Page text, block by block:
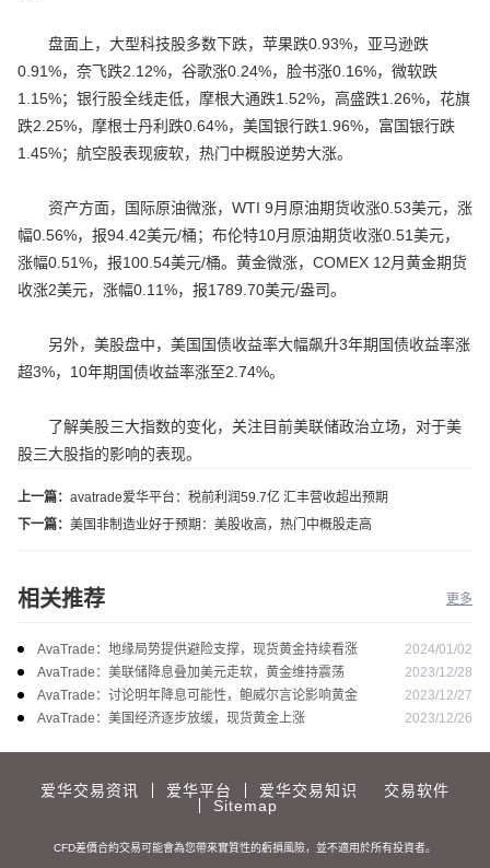
盘面上，大型科技股多数下跌，苹果跌0.93%，亚马逊跌
0.91%，奈飞跌2.12%，谷歌涨0.24%，脸书涨0.16%，微软跌
1.15%；银行股全线走低，摩根大通跌1.52%，高盛跌1.26%，花旗
跌2.25%，摩根士丹利跌0.64%，美国银行跌1.96%，富国银行跌
1.45%；航空股表现疲软，热门中概股逆势大涨。
资产方面，国际原油微涨，WTI 9月原油期货收涨0.53美元，涨
幅0.56%，报94.42美元/桶；布伦特10月原油期货收涨0.51美元，
涨幅0.51%，报100.54美元/桶。黄金微涨，COMEX 12月黄金期货
收涨2美元，涨幅0.11%，报1789.70美元/盎司。
另外，美股盘中，美国国债收益率大幅飙升3年期国债收益率涨
超3%，10年期国债收益率涨至2.74%。
了解美股三大指数的变化，关注目前美联储政治立场，对于美
股三大股指的影响的表现。
上一篇： avatrade爱华平台：税前利润59.7亿 汇丰营收超出预期
下一篇： 美国非制造业好于预期：美股收高，热门中概股走高
相关推荐 更多
AvaTrade：地缘局势提供避险支撑，现货黄金持续看涨
2024/01/02
AvaTrade：美联储降息叠加美元走软，黄金维持震荡
2023/12/28
AvaTrade：讨论明年降息可能性，鲍威尔言论影响黄金
2023/12/27
AvaTrade：美国经济逐步放缓，现货黄金上涨
2023/12/26
爱华交易资讯 爱华平台 爱华交易知识
交易软件
Sitemap
CFD差價合約交易可能會為您帶來實質性的虧損風險，並不適用於所有投資者。